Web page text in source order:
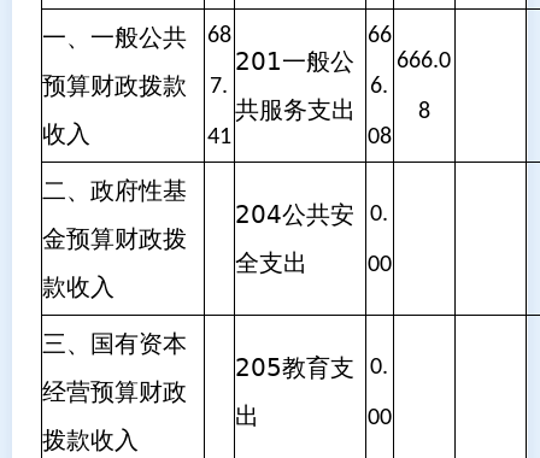
一、一般公共
预算财政拨款
收入
68
7.
41
201一般公
共服务支出
66
6.
08
666.0
8
二、政府性基
金预算财政拨
款收入
204公共安
全支出
0.
00
三、国有资本
经营预算财政
拨款收入
205教育支
出
0.
00